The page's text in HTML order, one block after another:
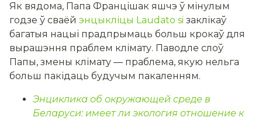
Як вядома, Папа Францішак яшчэ ў мінулым
годзе ў сваёй энцыкліцы Laudato si заклікаў
багатыя нацыі прадпрымаць больш крокаў для
вырашэння праблем клімату. Паводле слоў
Папы, змены клімату — праблема, якую нельга
больш пакідаць будучым пакаленням.
Энциклика об окружающей среде в
Беларуси: имеет ли экология отношение к